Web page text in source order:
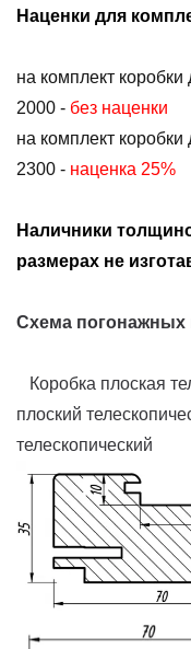
Наценки для
на комплект
2000 - без наценки
на комплект
2300 - наценка 25%
Наличники
размерах не
Схема погонажных
Коробка плоская
плоский
телескопический